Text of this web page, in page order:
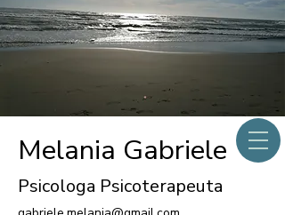
Melania Gabriele
Psicologa Psicoterapeuta